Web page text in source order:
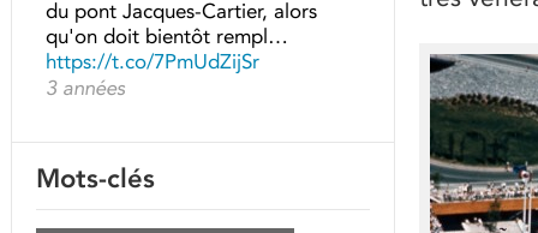
du pont Jacques-Cartier, alors
qu'on doit bientôt rempl…
https://t.co/7PmUdZijSr
3 années
Mots-clés